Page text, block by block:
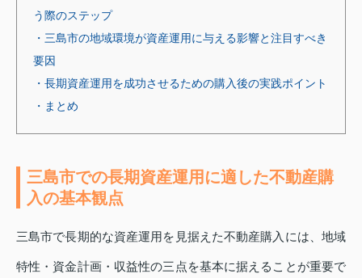
う際のステップ
・三島市の地域環境が資産運用に与える影響と注目すべき
要因
・長期資産運用を成功させるための購入後の実践ポイント
・まとめ
三島市での長期資産運用に適した不動産購
入の基本観点
三島市で長期的な資産運用を見据えた不動産購入には、地域
特性・資金計画・収益性の三点を基本に据えることが重要で